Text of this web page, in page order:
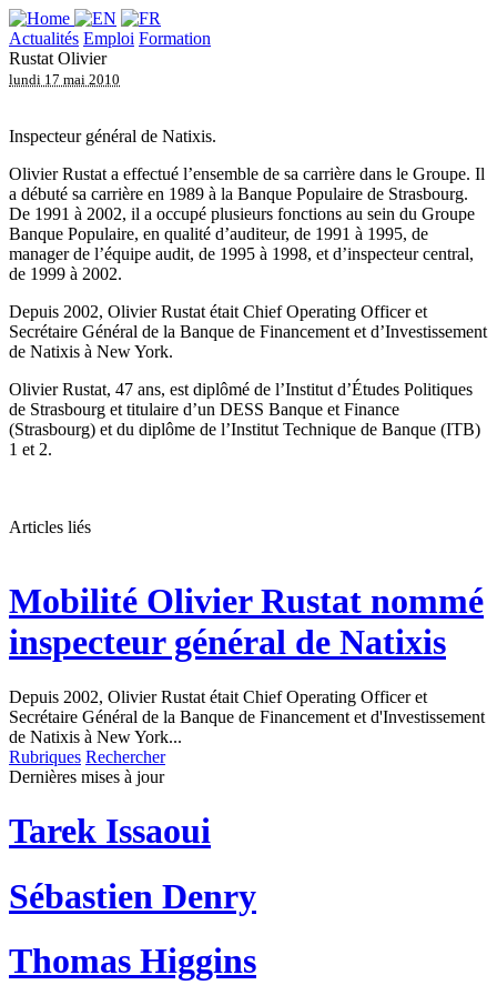
Actualités Emploi Formation
Rustat Olivier
lundi 17 mai 2010
Inspecteur général de Natixis.
Olivier Rustat a effectué l’ensemble de sa carrière dans le Groupe. Il
a débuté sa carrière en 1989 à la Banque Populaire de Strasbourg.
De 1991 à 2002, il a occupé plusieurs fonctions au sein du Groupe
Banque Populaire, en qualité d’auditeur, de 1991 à 1995, de
manager de l’équipe audit, de 1995 à 1998, et d’inspecteur central,
de 1999 à 2002.
Depuis 2002, Olivier Rustat était Chief Operating Officer et
Secrétaire Général de la Banque de Financement et d’Investissement
de Natixis à New York.
Olivier Rustat, 47 ans, est diplômé de l’Institut d’Études Politiques
de Strasbourg et titulaire d’un DESS Banque et Finance
(Strasbourg) et du diplôme de l’Institut Technique de Banque (ITB)
1 et 2.
Articles liés
Mobilité Olivier Rustat nommé
inspecteur général de Natixis
Depuis 2002, Olivier Rustat était Chief Operating Officer et
Secrétaire Général de la Banque de Financement et d'Investissement
de Natixis à New York...
Rubriques Rechercher
Dernières mises à jour
Tarek Issaoui
Sébastien Denry
Thomas Higgins